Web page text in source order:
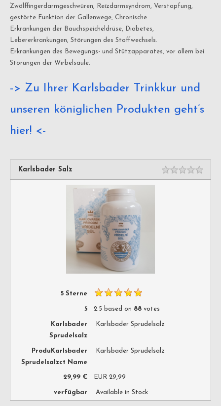
Zwölffingerdarmgeschwüren, Reizdarmsyndrom, Verstopfung,
gestörte Funktion der Gallenwege, Chronische
Erkrankungen der Bauchspeicheldrüse, Diabetes,
Lebererkrankungen, Störungen des Stoffwechsels.
Erkrankungen des Bewegungs- und Stützapparates, vor allem bei
Störungen der Wirbelsäule.
-> Zu Ihrer Karlsbader Trinkkur und
unseren königlichen Produkten geht’s
hier! <-
Karlsbader Salz Rating
5 Sterne
5 2.5 based on 88votes
Karlsbader
Sprudelsalz
Karlsbader Sprudelsalz
ProduKarlsbader
Sprudelsalzct Name
Karlsbader Sprudelsalz
29,99 € EUR29,99
verfügbar Available in Stock